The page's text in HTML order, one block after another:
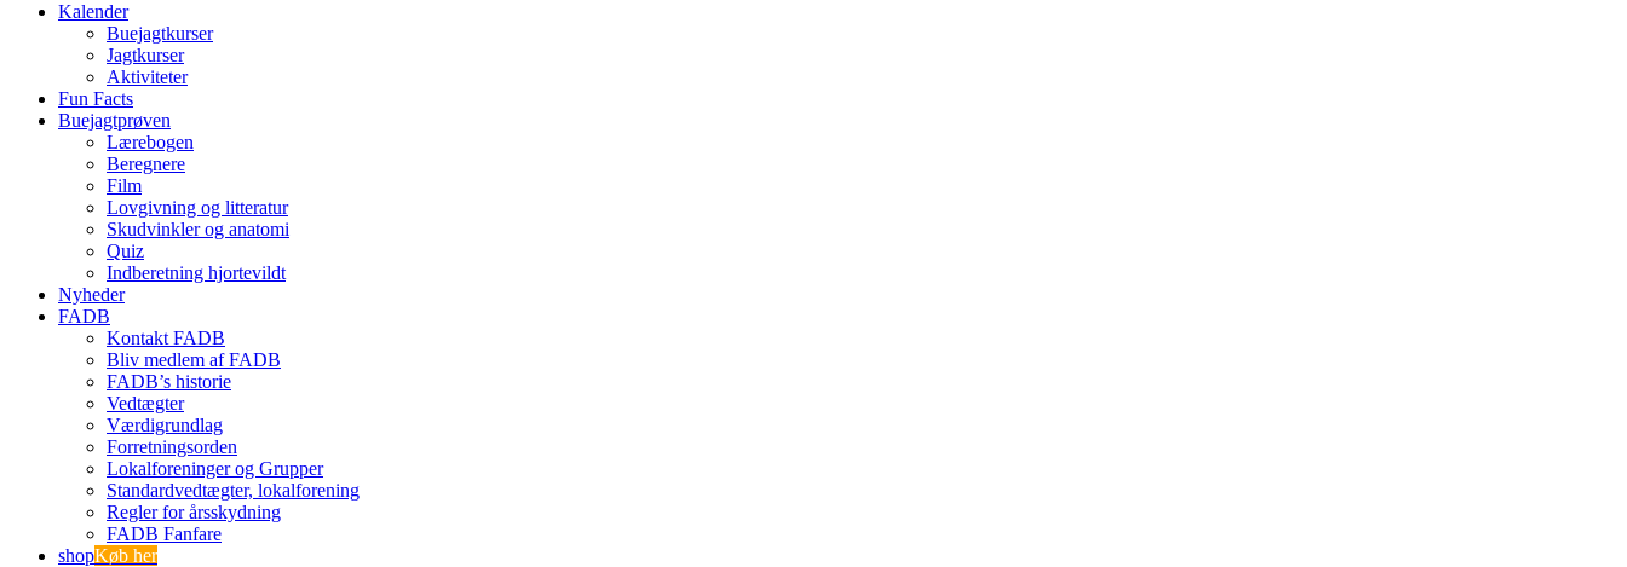
Kalender
Buejagtkurser
Jagtkurser
Aktiviteter
Fun Facts
Buejagtprøven
Lærebogen
Beregnere
Film
Lovgivning og litteratur
Skudvinkler og anatomi
Quiz
Indberetning hjortevildt
Nyheder
FADB
Kontakt FADB
Bliv medlem af FADB
FADB’s historie
Vedtægter
Værdigrundlag
Forretningsorden
Lokalforeninger og Grupper
Standardvedtægter, lokalforening
Regler for årsskydning
FADB Fanfare
shopKøb her